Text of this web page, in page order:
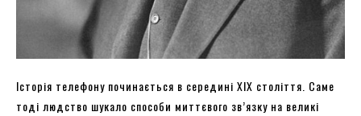
Історія телефону починається в середині XIX століття. Саме
тоді людство шукало способи миттєвого зв’язку на великі